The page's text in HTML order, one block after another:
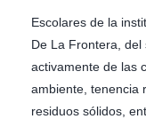
Escolares de la
De La Frontera,
activamente de las
ambiente, tenencia
residuos sólidos,